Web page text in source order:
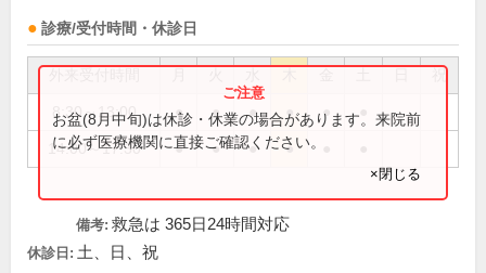
診療/受付時間・休診日
祝
8:30～13:00 ● ● ● ● ●
14:00～17:30 ● ● ● ●
お盆(8月中旬)は休診・休業の場合があります。来院前
に必ず医療機関に直接ご確認ください。
×閉じる
備考: 救急は 365日24時間対応
休診日: 土、日、祝